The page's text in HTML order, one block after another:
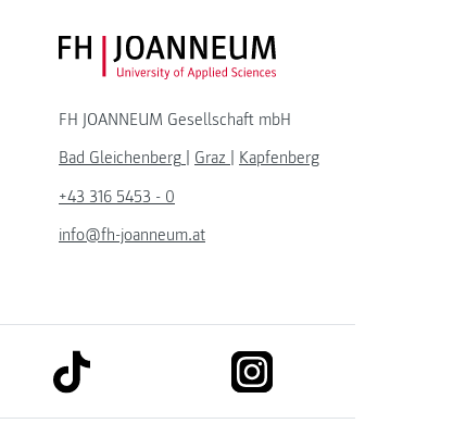
FH JOANNEUM Logo
FH JOANNEUM Gesellschaft mbH
Bad Gleichenberg
Graz
Kapfenberg
+43 316 5453 - 0
info@fh-joanneum.at
link to tiktok link to instagram